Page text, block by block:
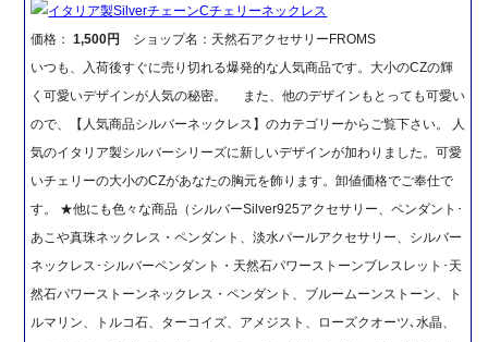
イタリア製SilverチェーンCチェリーネックレス
価格：1,500円
ショップ名：天然石アクセサリーFROMS
いつも、入荷後すぐに売り切れる爆発的な人気商品です。大小のCZの輝
く可愛いデザインが人気の秘密。 また、他のデザインもとっても可愛い
ので、【人気商品シルバーネックレス】のカテゴリーからご覧下さい。 人
気のイタリア製シルバーシリーズに新しいデザインが加わりました。可愛
いチェリーの大小のCZがあなたの胸元を飾ります。卸値価格でご奉仕で
す。 ★他にも色々な商品（シルバーSilver925アクセサリー、ペンダント･
あこや真珠ネックレス・ペンダント、淡水パールアクセサリー、シルバー
ネックレス･シルバーペンダント・天然石パワーストーンブレスレット･天
然石パワーストーンネックレス・ペンダント、ブルームーンストーン、ト
ルマリン、トルコ石、ターコイズ、アメジスト、ローズクオーツ､水晶、